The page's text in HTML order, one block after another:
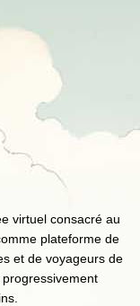
virtuel consacré au
plateforme de
et de voyageurs de